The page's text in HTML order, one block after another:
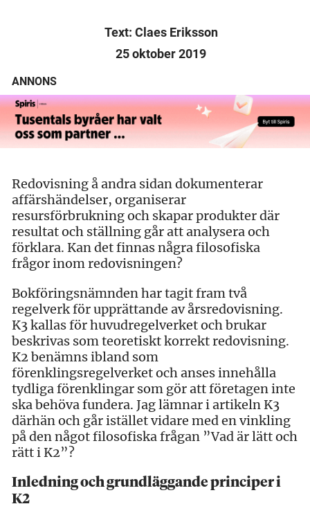
Text: Claes Eriksson
25 oktober 2019
ANNONS
Redovisning å andra sidan dokumenterar
affärshändelser, organiserar
resursförbrukning och skapar produkter där
resultat och ställning går att analysera och
förklara. Kan det finnas några filosofiska
frågor inom redovisningen?
Bokföringsnämnden har tagit fram två
regelverk för upprättande av årsredovisning.
K3 kallas för huvudregelverket och brukar
beskrivas som teoretiskt korrekt redovisning.
K2 benämns ibland som
förenklingsregelverket och anses innehålla
tydliga förenklingar som gör att företagen inte
ska behöva fundera. Jag lämnar i artikeln K3
därhän och går istället vidare med en vinkling
på den något filosofiska frågan ”Vad är lätt och
rätt i K2”?
Inledning och grundläggande principer i
K2